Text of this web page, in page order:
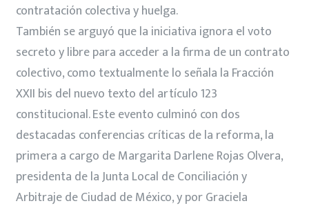
contratación colectiva y huelga.
También se arguyó que la iniciativa ignora el voto
secreto y libre para acceder a la firma de un contrato
colectivo, como textualmente lo señala la Fracción
XXII bis del nuevo texto del artículo 123
constitucional. Este evento culminó con dos
destacadas conferencias críticas de la reforma, la
primera a cargo de Margarita Darlene Rojas Olvera,
presidenta de la Junta Local de Conciliación y
Arbitraje de Ciudad de México, y por Graciela